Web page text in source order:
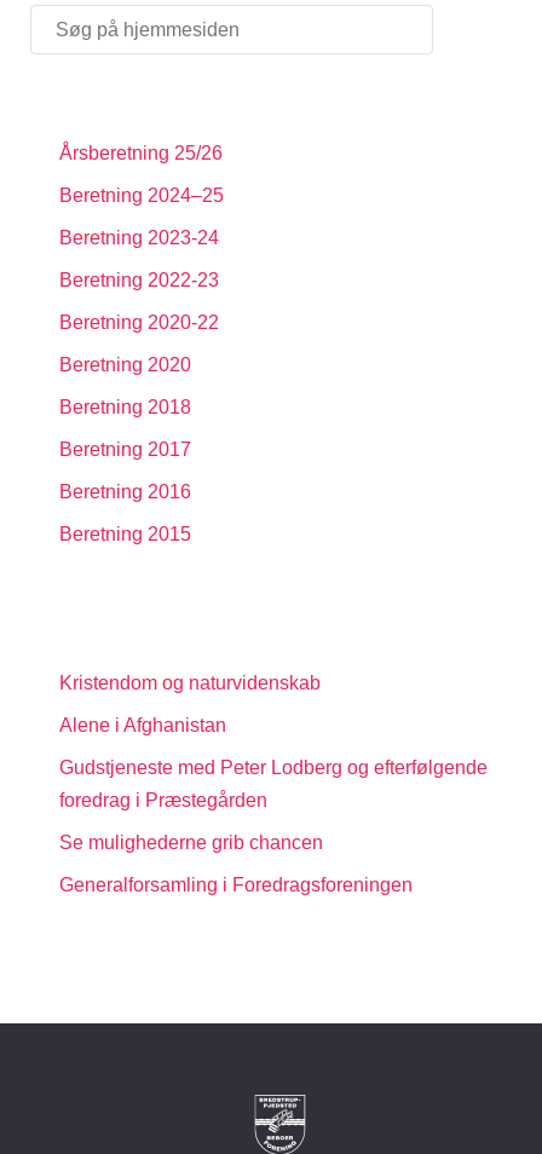
Årsberetning 25/26
Beretning 2024–25
Beretning 2023-24
Beretning 2022-23
Beretning 2020-22
Beretning 2020
Beretning 2018
Beretning 2017
Beretning 2016
Beretning 2015
Kristendom og naturvidenskab
Alene i Afghanistan
Gudstjeneste med Peter Lodberg og efterfølgende
foredrag i Præstegården
Se mulighederne grib chancen
Generalforsamling i Foredragsforeningen